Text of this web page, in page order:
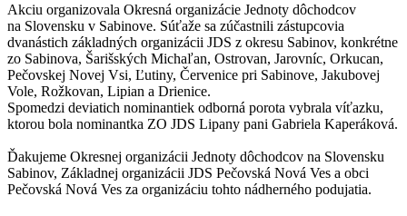
Akciu organizovala Okresná organizácie Jednoty dôchodcov
na Slovensku v Sabinove. Súťaže sa zúčastnili zástupcovia
dvanástich základných organizácii JDS z okresu Sabinov, konkrétne
zo Sabinova, Šarišských Michaľan, Ostrovan, Jarovníc, Orkucan,
Pečovskej Novej Vsi, Ľutiny, Červenice pri Sabinove, Jakubovej
Vole, Rožkovan, Lipian a Drienice.
Spomedzi deviatich nominantiek odborná porota vybrala víťazku,
ktorou bola nominantka ZO JDS Lipany pani Gabriela Kaperáková.
Ďakujeme Okresnej organizácii Jednoty dôchodcov na Slovensku
Sabinov, Základnej organizácii JDS Pečovská Nová Ves a obci
Pečovská Nová Ves za organizáciu tohto nádherného podujatia.